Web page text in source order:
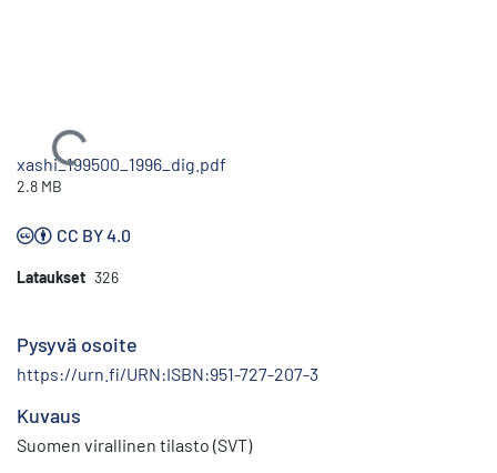
Ladataan...
xashi_199500_1996_dig.pdf
2.8 MB
CC BY 4.0
Lataukset 326
Pysyvä osoite
https://urn.fi/URN:ISBN:951-727-207-3
Kuvaus
Suomen virallinen tilasto (SVT)